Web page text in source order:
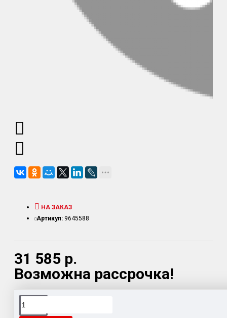
31 585 р.
Возможна рассрочка!
НА ЗАКАЗ
Артикул: 9645588
Доставка товара по всему Таможенному союзу.